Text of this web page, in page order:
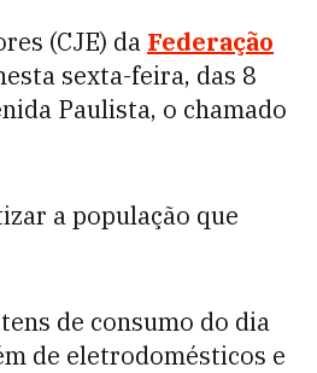
(CJE) da Federação
sexta-feira, das 8
Paulista, o chamado
a população que
de consumo do dia
de eletrodomésticos e